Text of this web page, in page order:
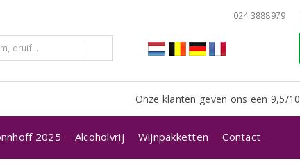
024 3888979
Onze klanten geven ons een 9,5/10
2025 Alcoholvrij Wijnpakketten Contact